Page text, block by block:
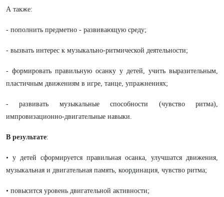
А также:
- пополнить предметно - развивающую среду;
- вызвать интерес к музыкально-ритмической деятельности;
- формировать правильную осанку у детей, учить выразительным,
пластичным движениям в игре, танце, упражнениях;
- развивать музыкальные способности (чувство ритма),
импровизационно-двигательные навыки.
В результате:
• у детей сформируется правильная осанка, улучшатся движения,
музыкальная и двигательная память, координация, чувство ритма;
• повысится уровень двигательной активности;